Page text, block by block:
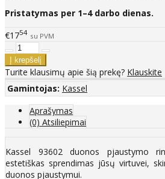
Pristatymas per 1–4 darbo dienas.
€1754 su PVM
Turite klausimų apie šią prekę? Klauskite
Gamintojas: Kassel
Aprašymas
(0) Atsiliepimai
Kassel 93602 duonos pjaustymo
estetiškas sprendimas jūsų virtuvei,
duonos pjaustymui.​